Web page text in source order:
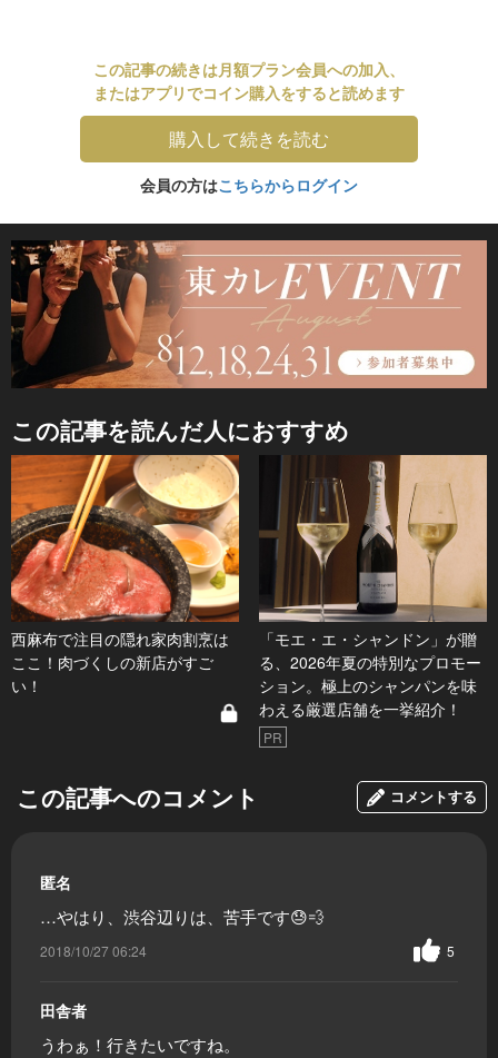
この記事の続きは月額プラン会員への加入、
またはアプリでコイン購入をすると読めます
購入して続きを読む
会員の方はこちらからログイン
この記事を読んだ人におすすめ
西麻布で注目の隠れ家肉割烹は
ここ！肉づくしの新店がすご
い！
「モエ・エ・シャンドン」が贈
る、2026年夏の特別なプロモー
ション。極上のシャンパンを味
わえる厳選店舗を一挙紹介！
PR
この記事へのコメント コメントする
匿名
…やはり、渋谷辺りは、苦手です😓💨
2018/10/27 06:24 5
田舎者
うわぁ！行きたいですね。